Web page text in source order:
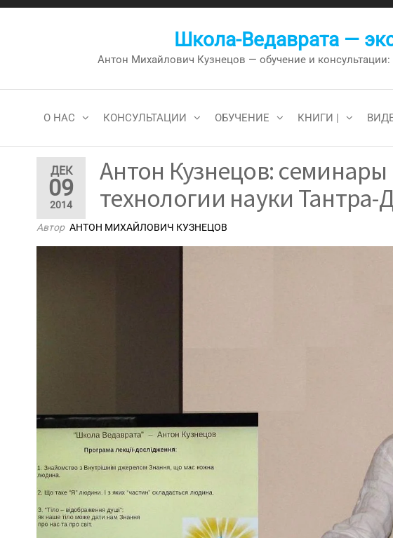
Перейти
Школа-Ведаврата —
Антон Михайлович Кузнецов — обучение и
О НАС КОНСУЛЬТАЦИИ ОБУЧЕНИЕ КНИГИ |
ДЕК
09
2014
Антон Кузнецов:
технологии науки
Автор АНТОН МИХАЙЛОВИЧ КУЗНЕЦОВ